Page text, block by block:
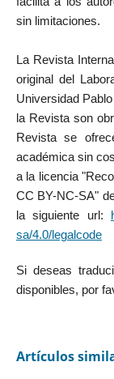
sin limitaciones.
La Revista
original del
Universidad
la Revista son
Revista se
académica sin
a la licencia
CC BY-NC-SA"
la siguiente url:
sa/4.0/legalcode
Si deseas
disponibles, por
Artículos